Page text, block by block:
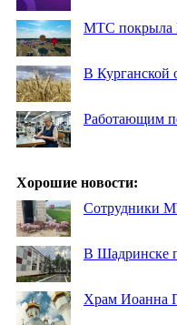
МТС покрыла
В Курганской
Работающим
Хорошие новости:
Сотрудники
В Шадринске
Храм Иоанна